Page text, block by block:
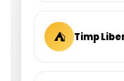
⛺ Timp